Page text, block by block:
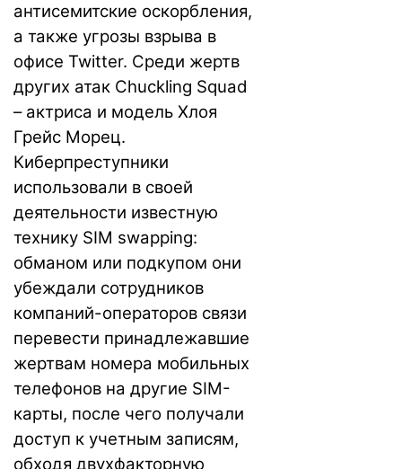
антисемитские оскорбления,
а также угрозы взрыва в
офисе Twitter. Среди жертв
других атак Chuckling Squad
– актриса и модель Хлоя
Грейс Морец.
Киберпреступники
использовали в своей
деятельности известную
технику SIM swapping:
обманом или подкупом они
убеждали сотрудников
компаний-операторов связи
перевести принадлежавшие
жертвам номера мобильных
телефонов на другие SIM-
карты, после чего получали
доступ к учетным записям,
обходя двухфакторную